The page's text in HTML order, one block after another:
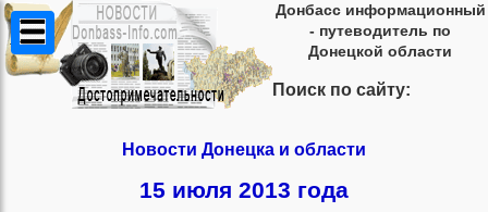
Донбасс информационный
- путеводитель по
Донецкой области
Поиск по сайту:
Новости Донецка и области
15 июля 2013 года